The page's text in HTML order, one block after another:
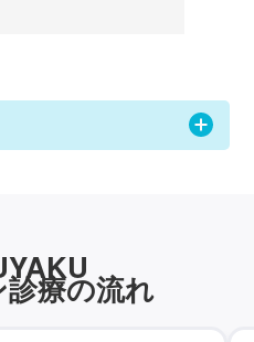
療の流れ